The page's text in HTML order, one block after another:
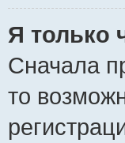
Я только
Сначала
то